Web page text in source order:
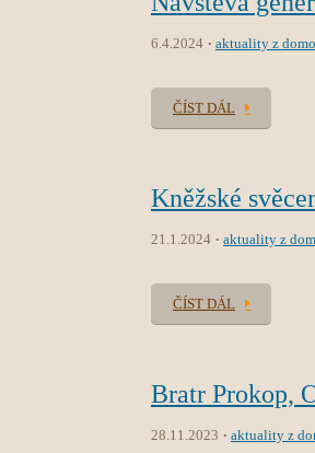
6.4.2024 aktuality z
ČÍST DÁL
Kněžské
21.1.2024 aktuality z
ČÍST DÁL
Bratr Prokop,
28.11.2023 aktuality z